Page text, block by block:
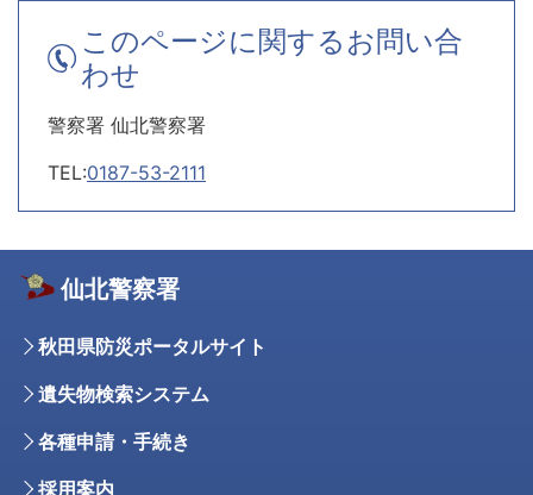
このページに関するお問い合
わせ
警察署 仙北警察署
TEL:0187-53-2111
仙北警察署
秋田県防災ポータルサイト
遺失物検索システム
各種申請・手続き
採用案内